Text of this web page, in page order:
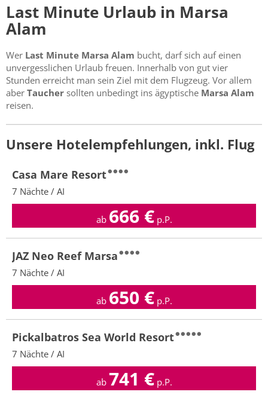
Last Minute Urlaub in Marsa
Alam
Wer Last Minute Marsa Alam bucht, darf sich auf einen
unvergesslichen Urlaub freuen. Innerhalb von gut vier
Stunden erreicht man sein Ziel mit dem Flugzeug. Vor allem
aber Taucher sollten unbedingt ins ägyptische Marsa Alam
reisen.
Unsere Hotelempfehlungen, inkl. Flug
Casa Mare Resort
7 Nächte / AI
ab 666€ p.P.
JAZ Neo Reef Marsa
7 Nächte / AI
ab 650 € p.P.
Pickalbatros Sea World Resort
7 Nächte / AI
ab 741 € p.P.